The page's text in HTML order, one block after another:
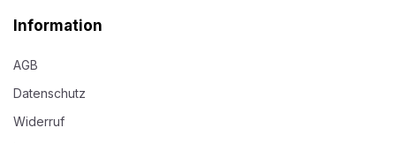
Information
AGB
Datenschutz
Widerruf